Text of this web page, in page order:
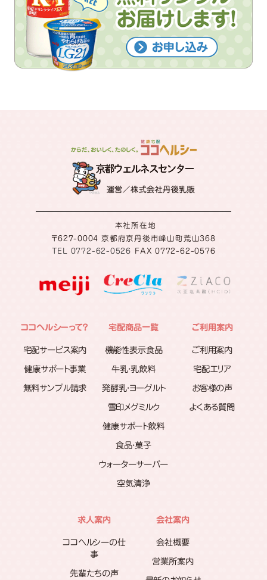
本社所在地
〒627-0004 京都府京丹後市峰山町荒山368
TEL 0772-62-0526
FAX 0772-62-0576
ココヘルシーって？
宅配サービス案内
健康サポート事業
無料サンプル請求
宅配商品一覧
機能性表示食品
牛乳・乳飲料
発酵乳・ヨーグルト
雪印メグミルク
健康サポート飲料
食品・菓子
ウォーターサーバー
空気清浄
ご利用案内
ご利用案内
宅配エリア
お客様の声
よくある質問
求人案内
ココヘルシーの仕
事
先輩たちの声
会社案内
会社概要
営業所案内